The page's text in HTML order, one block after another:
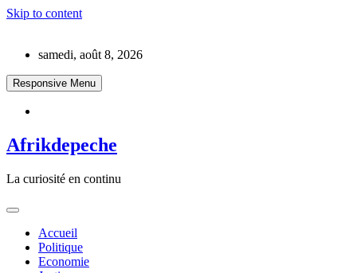
Skip to content
samedi, août 8, 2026
Responsive Menu
Afrikdepeche
La curiosité en continu
Accueil
Politique
Economie